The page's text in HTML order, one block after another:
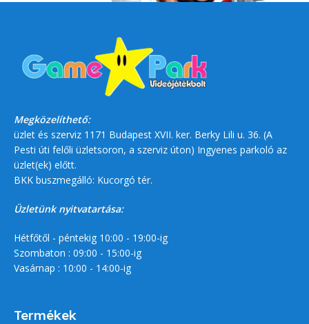
Megközelíthető:
üzlet és szerviz 1171 Budapest XVII. ker. Berky Lili u. 36. (A
Pesti úti felőli üzletsoron, a szerviz úton) Ingyenes parkoló az
üzlet(ek) előtt.
BKK buszmegálló: Kucorgó tér.
Üzletünk nyitvatartása:
Hétfőtől - péntekig 10:00 - 19:00-ig
Szombaton : 09:00 - 15:00-ig
Vasárnap : 10:00 - 14:00-ig
Termékek